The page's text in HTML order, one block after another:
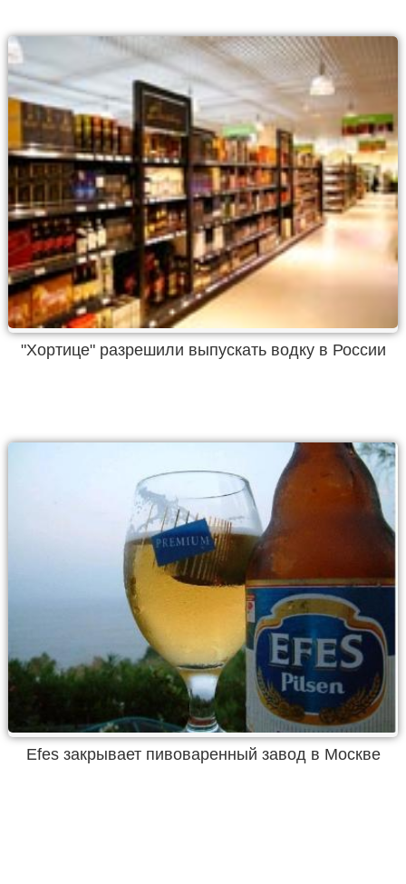
"Хортице" разрешили выпускать водку в России
Efes закрывает пивоваренный завод в Москве